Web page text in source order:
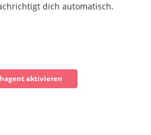
dich automatisch.
aktivieren